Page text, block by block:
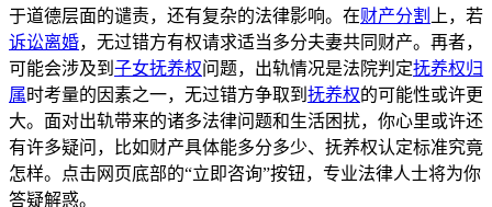
于道德层面的谴责，还有复杂的法律影响。在财产分割
上，若
诉讼离婚，无过错方有权请求适当多分夫妻共同财产。再者，
可能会涉及到 子女抚养权问题，出轨情况是法院判定抚养权归
属时考量的因素之一，无过错方争取到 抚养权的可能性或许更
大。面对出轨带来的诸多法律问题和生活困扰，你心里或许还
有许多疑问，比如财产具体能多分多少、抚养权认定标准究竟
怎样。点击网页底部的“立即咨询”按钮，专业法律人士将为你
答疑解惑。